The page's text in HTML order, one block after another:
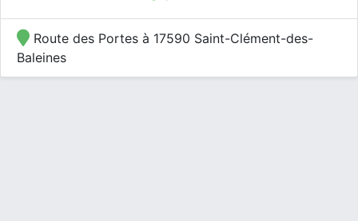
Route des Portes à 17590 Saint-Clément-des-
Baleines